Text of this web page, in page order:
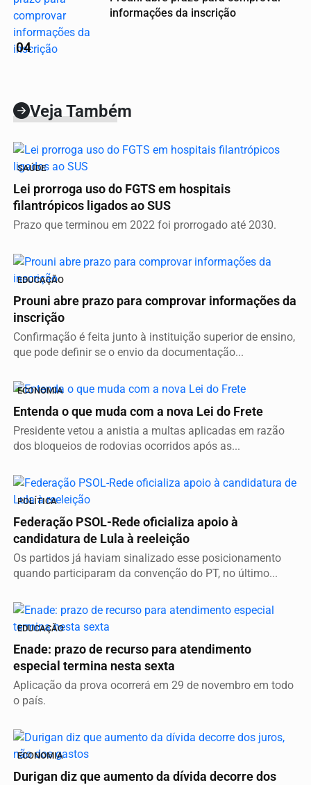
04
informações da inscrição
Veja Também
SAÚDE
Lei prorroga uso do FGTS em hospitais
filantrópicos ligados ao SUS
Prazo que terminou em 2022 foi prorrogado até 2030.
EDUCAÇÃO
Prouni abre prazo para comprovar informações da
inscrição
Confirmação é feita junto à instituição superior de ensino,
que pode definir se o envio da documentação...
ECONOMIA
Entenda o que muda com a nova Lei do Frete
Presidente vetou a anistia a multas aplicadas em razão
dos bloqueios de rodovias ocorridos após as...
POLÍTICA
Federação PSOL-Rede oficializa apoio à
candidatura de Lula à reeleição
Os partidos já haviam sinalizado esse posicionamento
quando participaram da convenção do PT, no último...
EDUCAÇÃO
Enade: prazo de recurso para atendimento
especial termina nesta sexta
Aplicação da prova ocorrerá em 29 de novembro em todo
o país.
ECONOMIA
Durigan diz que aumento da dívida decorre dos